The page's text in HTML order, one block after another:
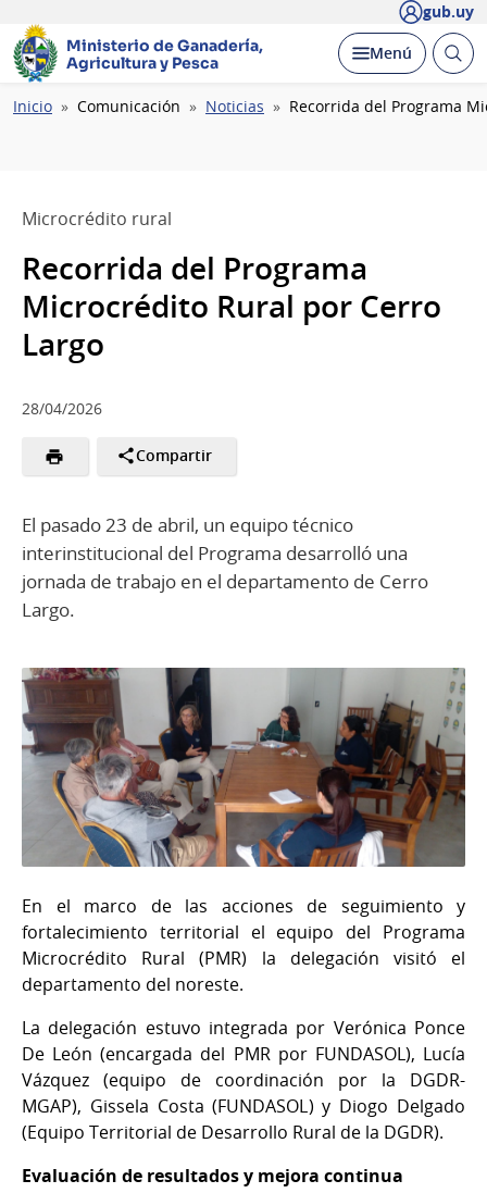
gub.uy
Ministerio de Ganadería,
Agricultura y Pesca
Desplegar
Menú Abrir
Ruta
Inicio Comunicación Noticias Recorrida del Programa
Microcrédito rural
Recorrida del Programa
Microcrédito Rural por Cerro
Largo
28/04/2026
Compartir
El pasado 23 de abril, un equipo técnico
interinstitucional del Programa desarrolló una
jornada de trabajo en el departamento de Cerro
Largo.
En el marco de las acciones de seguimiento y
fortalecimiento territorial el equipo del Programa
Microcrédito Rural (PMR) la delegación visitó el
departamento del noreste.
La delegación estuvo integrada por Verónica Ponce
De León (encargada del PMR por FUNDASOL), Lucía
Vázquez (equipo de coordinación por la DGDR-
MGAP), Gissela Costa (FUNDASOL) y Diogo Delgado
(Equipo Territorial de Desarrollo Rural de la DGDR).
Evaluación de resultados y mejora continua